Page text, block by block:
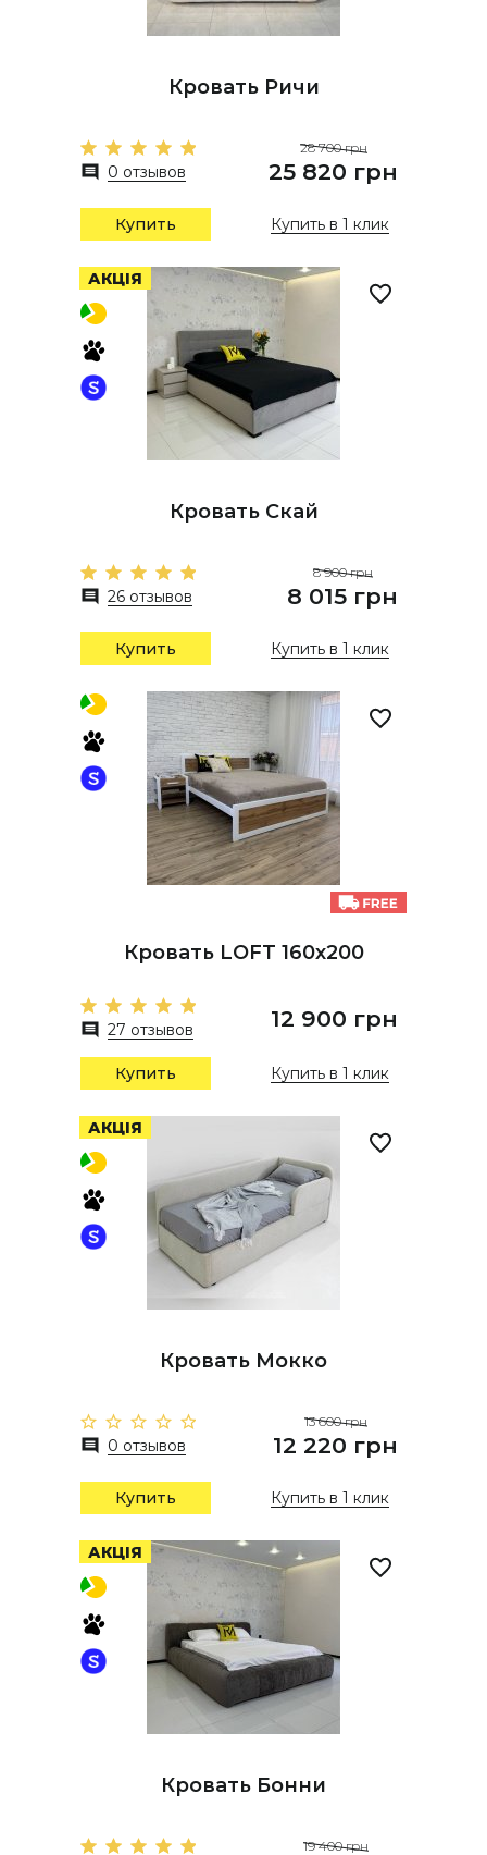
Кровать Ричи
0 отзывов
28 700 грн
25 820 грн
Купить Купить в 1 клик
АКЦІЯ
Кровать Скай
26 отзывов
8 900 грн
8 015 грн
Купить Купить в 1 клик
Кровать LOFT 160х200
27 отзывов 12 900 грн
Купить Купить в 1 клик
АКЦІЯ
Кровать Мокко
0 отзывов
13 600 грн
12 220 грн
Купить Купить в 1 клик
АКЦІЯ
Кровать Бонни
19 400 грн